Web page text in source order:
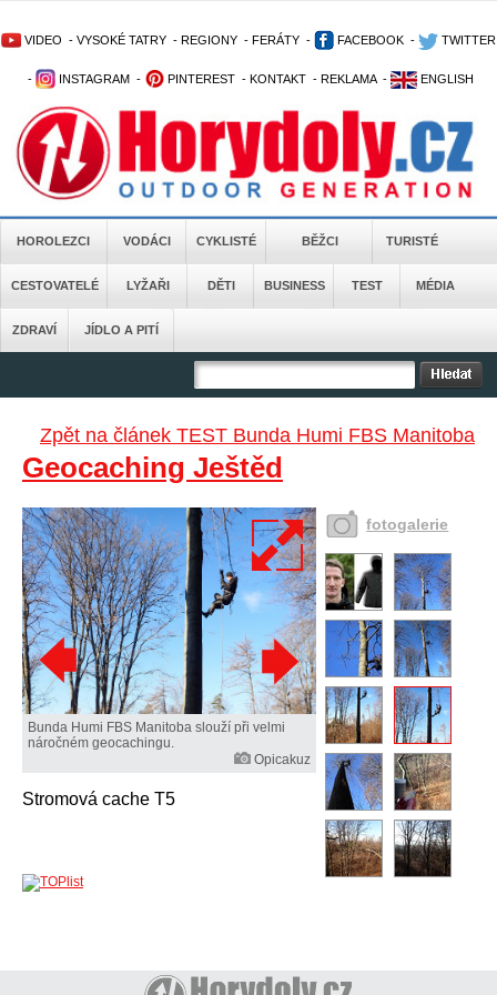
VIDEO - VYSOKÉ TATRY - REGIONY - FERÁTY - FACEBOOK - TWITTER
- INSTAGRAM - PINTEREST - KONTAKT - REKLAMA - ENGLISH
HOROLEZCI VODÁCI CYKLISTÉ BĚŽCI TURISTÉ
CESTOVATELÉ LYŽAŘI DĚTI BUSINESS TEST MÉDIA
ZDRAVÍ JÍDLO A PITÍ
Zpět na článek TEST Bunda Humi FBS Manitoba
Geocaching Ještěd
Bunda Humi FBS Manitoba slouží při velmi
náročném geocachingu.
Opicakuz
Stromová cache T5
fotogalerie